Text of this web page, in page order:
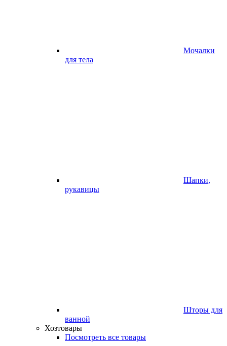
Мочалки
для тела
Шапки,
рукавицы
Шторы для
ванной
Хозтовары
Посмотреть все товары